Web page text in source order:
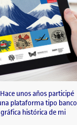
Hace unos años participé
plataforma tipo banco
histórica de mi